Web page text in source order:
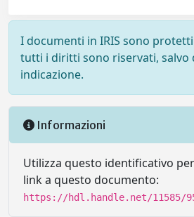
I documenti in IRIS sono
tutti i diritti sono riservati, salvo
indicazione.
Informazioni
Utilizza questo identificativo
link a questo documento:
https://hdl.handle.net/11585/